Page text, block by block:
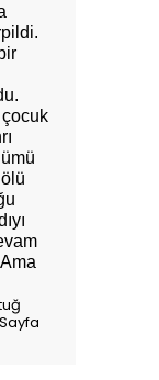
çocuk
ölü